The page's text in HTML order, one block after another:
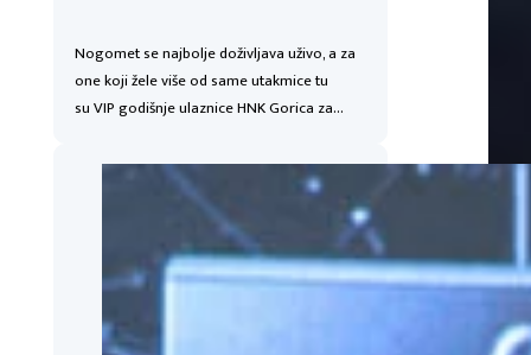
Nogomet se najbolje doživljava uživo, a za
one koji žele više od same utakmice tu
su VIP godišnje ulaznice HNK Gorica za…